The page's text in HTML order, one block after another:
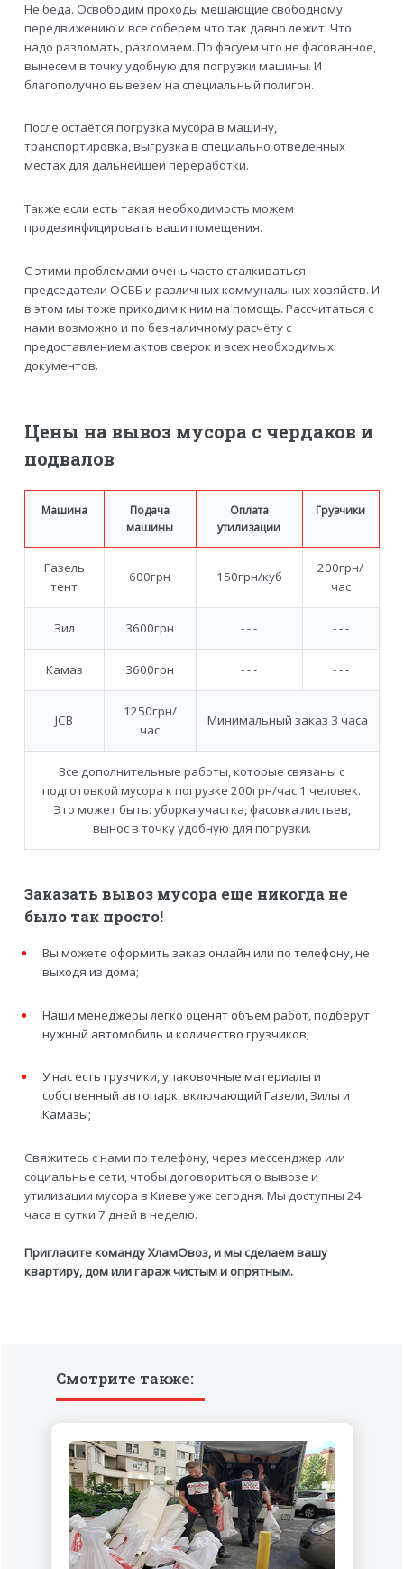
Не беда. Освободим проходы мешающие свободному
передвижению и все соберем что так давно лежит. Что
надо разломать, разломаем. По фасуем что не фасованное,
вынесем в точку удобную для погрузки машины. И
благополучно вывезем на специальный полигон.
После остаётся погрузка мусора в машину,
транспортировка, выгрузка в специально отведенных
местах для дальнейшей переработки.
Также если есть такая необходимость можем
продезинфицировать ваши помещения.
С этими проблемами очень часто сталкиваться
председатели ОСББ и различных коммунальных хозяйств. И
в этом мы тоже приходим к ним на помощь. Рассчитаться с
нами возможно и по безналичному расчёту с
предоставлением актов сверок и всех необходимых
документов.
Цены на вывоз мусора с чердаков и
подвалов
Машина
Подача
машины
Оплата
утилизации
Грузчики
Газель
тент
600грн 150грн/куб
200грн/
час
Зил 3600грн - - - - - -
Камаз 3600грн - - - - - -
JCB
1250грн/
час
Минимальный заказ 3 часа
Все дополнительные работы, которые связаны с
подготовкой мусора к погрузке 200грн/час 1 человек.
Это может быть: уборка участка, фасовка листьев,
вынос в точку удобную для погрузки.
Заказать вывоз мусора еще никогда не
было так просто!
Вы можете оформить заказ онлайн или по телефону, не
выходя из дома;
Наши менеджеры легко оценят объем работ, подберут
нужный автомобиль и количество грузчиков;
У нас есть грузчики, упаковочные материалы и
собственный автопарк, включающий Газели, Зилы и
Камазы;
Свяжитесь с нами по телефону, через мессенджер или
социальные сети, чтобы договориться о вывозе и
утилизации мусора в Киеве уже сегодня. Мы доступны 24
часа в сутки 7 дней в неделю.
Пригласите команду ХламОвоз, и мы сделаем вашу
квартиру, дом или гараж чистым и опрятным.
Смотрите также: